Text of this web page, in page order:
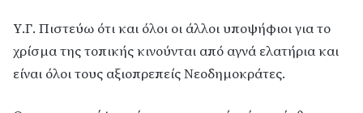
Υ.Γ. Πιστεύω ότι και όλοι οι άλλοι υποψήφιοι για το
χρίσμα της τοπικής κινούνται από αγνά ελατήρια και
είναι όλοι τους αξιοπρεπείς Νεοδημοκράτες.